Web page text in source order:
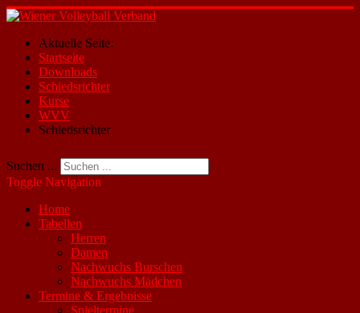
Aktuelle Seite:
Startseite
Downloads
Schiedsrichter
Kurse
WVV
Schiedsrichter
Suchen ...
Toggle Navigation
Home
Tabellen
Herren
Damen
Nachwuchs Burschen
Nachwuchs Mädchen
Termine & Ergebnisse
Spieltermine